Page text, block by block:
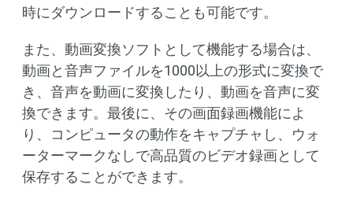
時にダウンロードすることも可能です。
また、動画変換ソフトとして機能する場合は、
動画と音声ファイルを1000以上の形式に変換で
き、音声を動画に変換したり、動画を音声に変
換できます。最後に、その画面録画機能によ
り、コンピュータの動作をキャプチャし、ウォ
ーターマークなしで高品質のビデオ録画として
保存することができます。